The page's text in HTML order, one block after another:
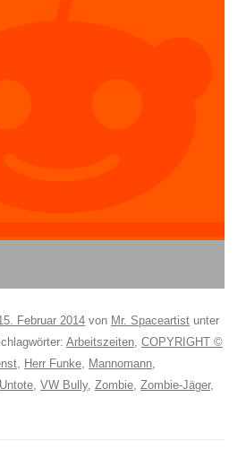
Februar 2014 von Mr. Spaceartist unter
Arbeitszeiten, COPYRIGHT ©
, Herr Funke, Mannomann,
Untote, VW Bully, Zombie, Zombie-Jäger,